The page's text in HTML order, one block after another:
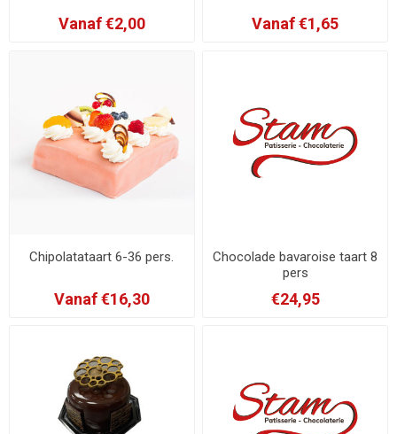
Vanaf €2,00 Vanaf €1,65
Chipolatataart 6-36 pers.
Vanaf €16,30
Chocolade bavaroise taart 8
pers
€24,95